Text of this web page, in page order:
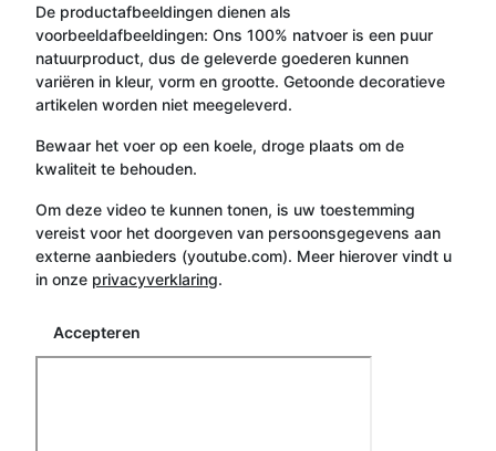
De productafbeeldingen dienen als
voorbeeldafbeeldingen: Ons 100% natvoer is een puur
natuurproduct, dus de geleverde goederen kunnen
variëren in kleur, vorm en grootte. Getoonde decoratieve
artikelen worden niet meegeleverd.
Bewaar het voer op een koele, droge plaats om de
kwaliteit te behouden.
Om deze video te kunnen tonen, is uw toestemming
vereist voor het doorgeven van persoonsgegevens aan
externe aanbieders (youtube.com). Meer hierover vindt u
in onze privacyverklaring.
Accepteren